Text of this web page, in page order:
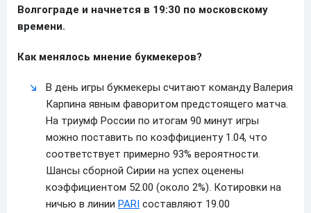
Волгограде и начнется в 19:30 по московскому
времени.
Как менялось мнение букмекеров?
В день игры букмекеры считают команду Валерия
Карпина явным фаворитом предстоящего матча.
На триумф России по итогам 90 минут игры
можно поставить по коэффициенту 1.04, что
соответствует примерно 93% вероятности.
Шансы сборной Сирии на успех оценены
коэффициентом 52.00 (около 2%). Котировки на
ничью в линии PARI составляют 19.00